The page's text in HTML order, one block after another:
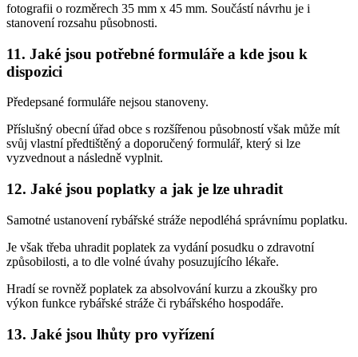
fotografii o rozměrech 35 mm x 45 mm. Součástí návrhu je i
stanovení rozsahu působnosti.
11. Jaké jsou potřebné formuláře a kde jsou k
dispozici
Předepsané formuláře nejsou stanoveny.
Příslušný obecní úřad obce s rozšířenou působností však může mít
svůj vlastní předtištěný a doporučený formulář, který si lze
vyzvednout a následně vyplnit.
12. Jaké jsou poplatky a jak je lze uhradit
Samotné ustanovení rybářské stráže nepodléhá správnímu poplatku.
Je však třeba uhradit poplatek za vydání posudku o zdravotní
způsobilosti, a to dle volné úvahy posuzujícího lékaře.
Hradí se rovněž poplatek za absolvování kurzu a zkoušky pro
výkon funkce rybářské stráže či rybářského hospodáře.
13. Jaké jsou lhůty pro vyřízení